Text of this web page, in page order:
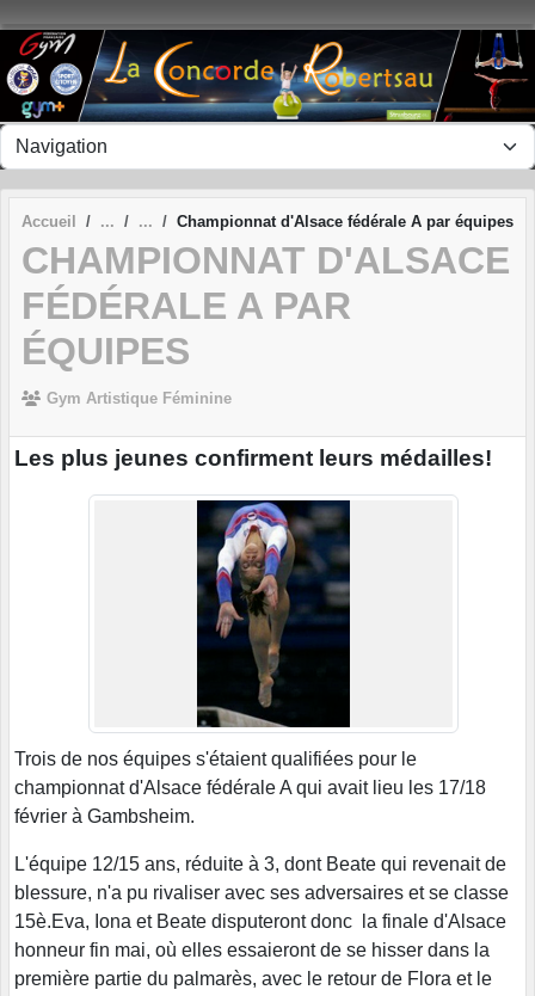
Accueil Championnat d'Alsace fédérale A par équipes
CHAMPIONNAT D'ALSACE
FÉDÉRALE A PAR
ÉQUIPES
Gym Artistique Féminine
Les plus jeunes confirment leurs médailles!
Trois de nos équipes s'étaient qualifiées pour le
championnat d'Alsace fédérale A qui avait lieu les 17/18
février à Gambsheim.
L'équipe 12/15 ans, réduite à 3, dont Beate qui revenait de
blessure, n'a pu rivaliser avec ses adversaires et se classe
15è.Eva, Iona et Beate disputeront donc la finale d'Alsace
honneur fin mai, où elles essaieront de se hisser dans la
première partie du palmarès, avec le retour de Flora et le